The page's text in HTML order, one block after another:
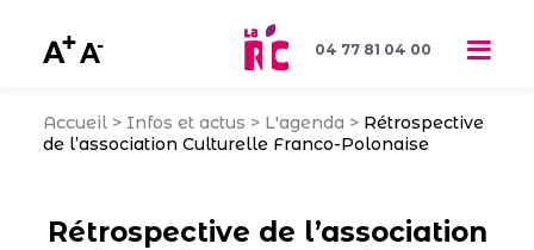
04 77 81 04 00
Accueil> Infos et actus > L'agenda > Rétrospective
de l’association Culturelle Franco-Polonaise
Rétrospective de l’association